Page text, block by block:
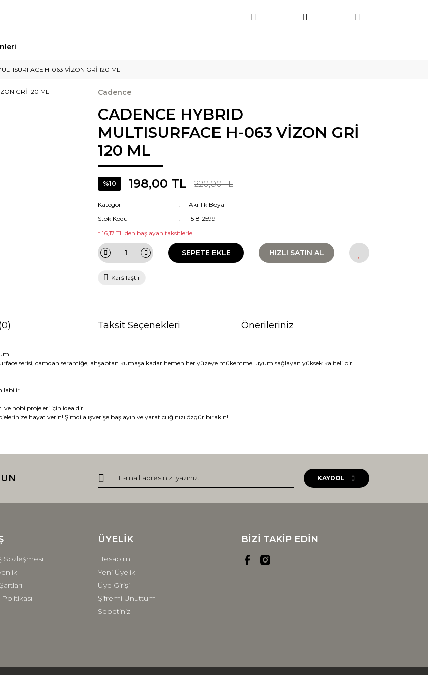
H-063 VİZON GRİ 120 ML
Cadence
CADENCE HYBRID
MULTISURFACE H-063 VİZON GRİ
120 ML
%10 198,00 TL 220,00 TL
Kategori
Akrilik Boya
Stok Kodu
151812599
* 16,17 TL den başlayan taksitlerle!
SEPETE EKLE HIZLI SATIN AL
Karşılaştır
Taksit Seçenekleri Önerileriniz
serisi, camdan seramiğe, ahşaptan kumaşa kadar hemen her yüzeye mükemmel uyum sağlayan yüksek kaliteli bir
ve hobi projeleri için idealdir.
hayat verin! Şimdi alışverişe başlayın ve yaratıcılığınızı özgür bırakın!
Yorum Yaz
Gönder
KAYDOL
Sözleşmesi
ÜYELİK
Hesabım
Yeni Üyelik
Üye Girişi
Şifremi Unuttum
Sepetiniz
BİZİ TAKİP EDİN